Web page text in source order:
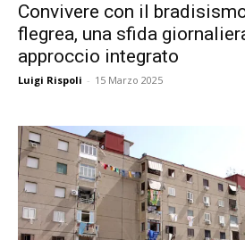
Convivere con il
flegrea, una sfida
approccio integrato
Luigi Rispoli - 15 Marzo 2025